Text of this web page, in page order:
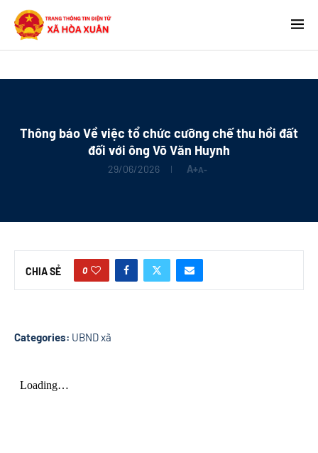
Thông báo Về việc tổ chức cưỡng chế thu hồi đất
đối với ông Võ Văn Huynh
29/06/2026 A+A-
CHIA SẺ 0
Categories: UBND xã